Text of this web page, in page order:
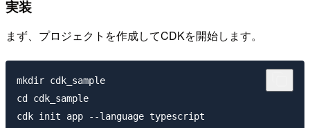
実装
まず、プロジェクトを作成してCDKを開始します。
mkdir cdk_sample
cd cdk_sample